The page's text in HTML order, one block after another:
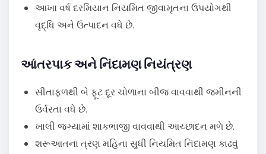
આખા વર્ષ દરમિયાન નિયમિત જીવામૃતના ઉપયોગથી
વૃદ્ધિ અને ઉત્પાદન વધે છે.
આંતરપાક અને નિંદામણ નિયંત્રણ
સીતાફળથી બે ફૂટ દૂર ચોળાના બીજ વાવવાથી જમીનની
ઉર્વરતા વધે છે.
ખાલી જગ્યામાં શાકભાજી વાવવાથી આચ્છાદન મળે છે.
શરૂઆતના ત્રણ મહિના સુધી નિયમિત નિંદામણ કાઢવું